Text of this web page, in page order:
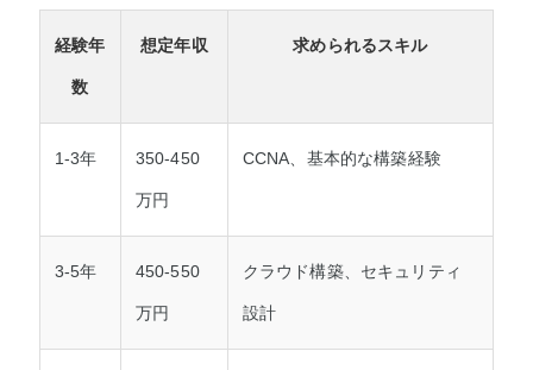
経験年
数
想定年収 求められるスキル
1-3年 350-450
万円
CCNA、基本的な構築経験
3-5年 450-550
万円
クラウド構築、セキュリティ
設計